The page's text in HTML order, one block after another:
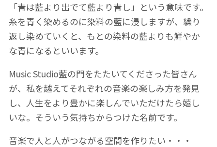
「青は藍より出でて藍より青し」という意味です。
糸を青く染めるのに染料の藍に浸しますが、繰り
返し染めていくと、もとの染料の藍よりも鮮やか
な青になるといいます。
Music Studio藍の門をたたいてくださった皆さん
が、私を越えてそれぞれの音楽の楽しみ方を発見
し、人生をより豊かに楽しんでいただけたら嬉し
いな。そういう気持ちからつけた名前です。
音楽で人と人がつながる空間を作りたい・・・